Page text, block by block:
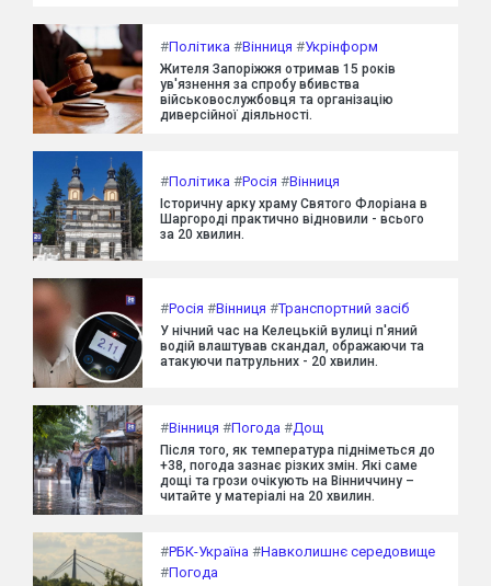
#Політика #Вінниця #Укрінформ
Жителя Запоріжжя отримав 15 років
ув'язнення за спробу вбивства
військовослужбовця та організацію
диверсійної діяльності.
#Політика #Росія #Вінниця
Історичну арку храму Святого Флоріана в
Шаргороді практично відновили - всього
за 20 хвилин.
#Росія #Вінниця #Транспортний засіб
У нічний час на Келецькій вулиці п'яний
водій влаштував скандал, ображаючи та
атакуючи патрульних - 20 хвилин.
#Вінниця #Погода #Дощ
Після того, як температура підніметься до
+38, погода зазнає різких змін. Які саме
дощі та грози очікують на Вінниччину –
читайте у матеріалі на 20 хвилин.
#РБК-Україна #Навколишнє середовище
#Погода